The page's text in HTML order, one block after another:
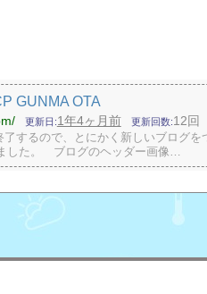
GUNMA OTA
更新日 1年4ヶ月前 更新回数 12回
するので、とにかく新しいブログを
した。 ブログのヘッダー画像…